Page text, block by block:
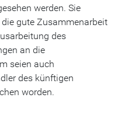
werden. Sie
gute Zusammenarbeit
des
an die
seien auch
des künftigen
worden.